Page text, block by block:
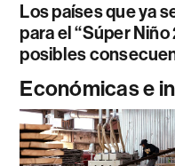
Los países que ya
para el “Súper
posibles
Económicas e